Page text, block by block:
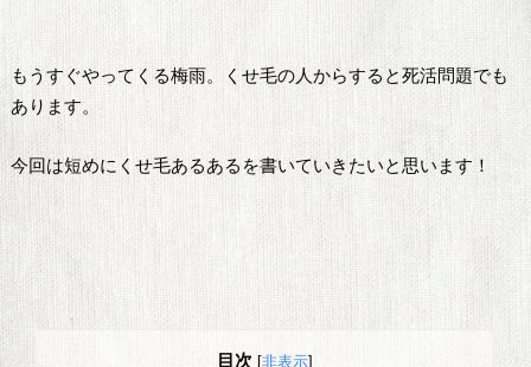
もうすぐやってくる梅雨。くせ毛の人からすると死活問題でも
あります。
今回は短めにくせ毛あるあるを書いていきたいと思います！
目次 [非表示]